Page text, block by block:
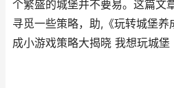
个繁盛的城堡并不要易。这篇文
寻觅一些策略，助,《玩转城堡
成小游戏策略大揭晓 我想玩城堡